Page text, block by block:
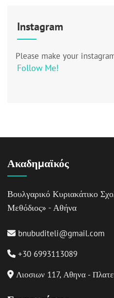
Instagram
Please make your
Follow Me!
Ακαδημαϊκός
Βουλγαρικό Κυριακάτικο
Μεθόδιος» - Αθήνα
bnubuditeli@gmail.com
+30 6993113089
Λιοσιων 117, Αθηνα -